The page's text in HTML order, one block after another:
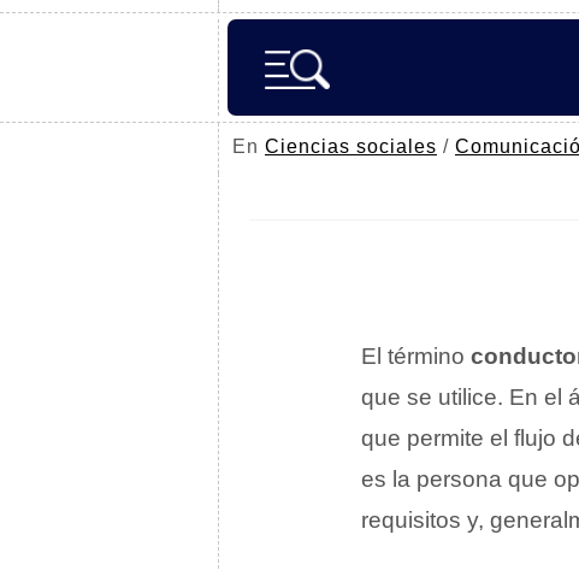
En Ciencias sociales /
El término
que se utilice. En el
que permite el flujo
es la persona que
requisitos y,